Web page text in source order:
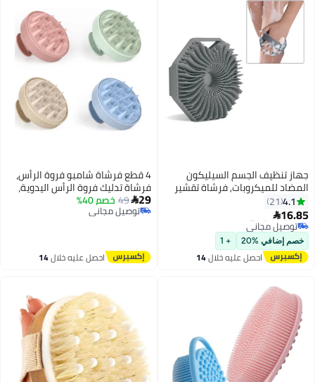
السيليكون
فرشاة تقشير
الحساسة,
للجسم,
بمقبض غير
لطيف+ 1
خلال14
4 قطع فرشاة شامبو فروة الرأس،
فرشاة تدليك فروة الرأس اليدوية،
شعيرات سيليكون ناعمة للعناية
بفروة الرأس، وتقشير وإزالة القشرة،
29
احصل عليه خلال14
اغسطس